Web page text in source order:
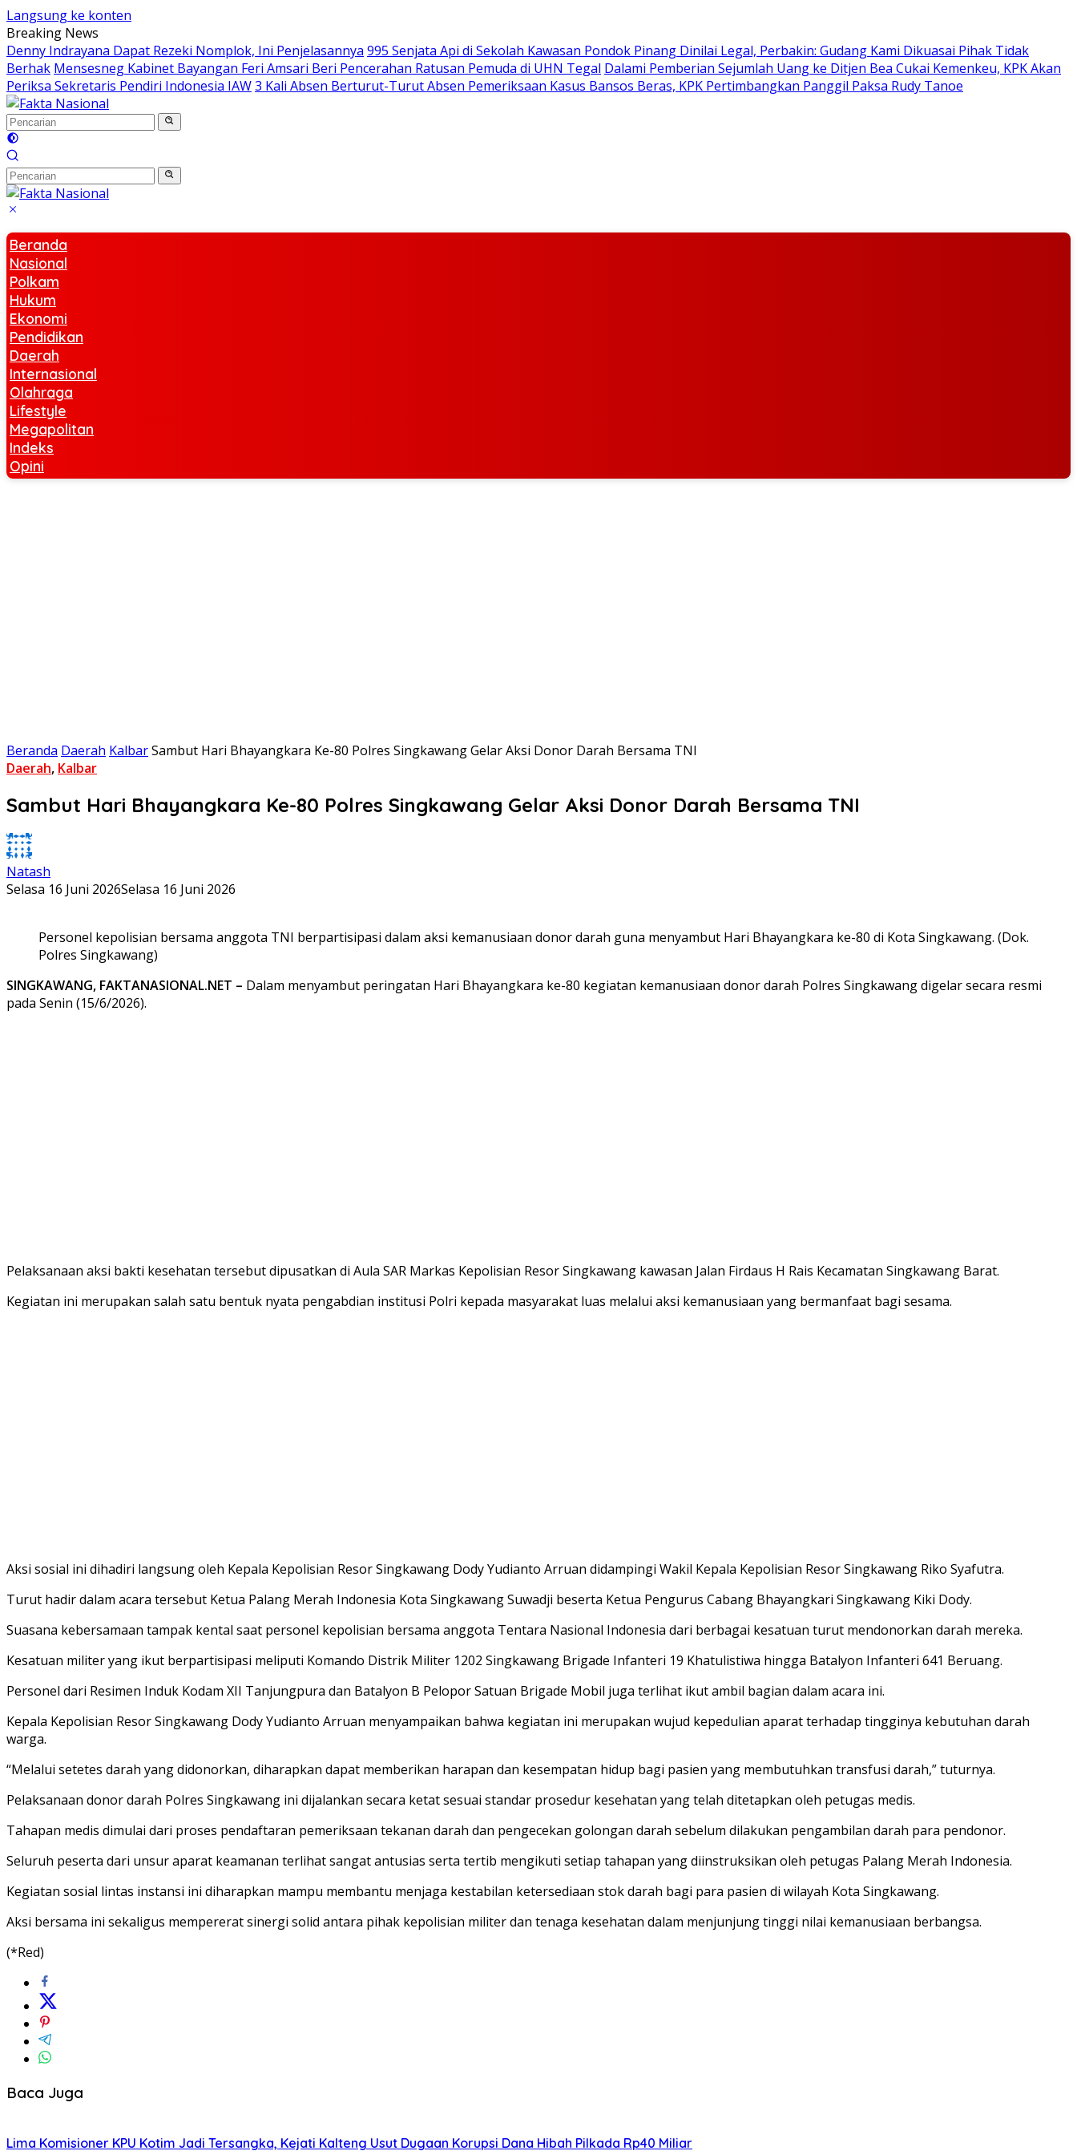
Langsung ke konten
Breaking News
Denny Indrayana Dapat Rezeki Nomplok, Ini Penjelasannya 995 Senjata Api di Sekolah Kawasan Pondok Pinang Dinilai Legal, Perbakin: Gudang Kami Dikuasai Pihak Tidak
Berhak Mensesneg Kabinet Bayangan Feri Amsari Beri Pencerahan Ratusan Pemuda di UHN Tegal Dalami Pemberian Sejumlah Uang ke Ditjen Bea Cukai Kemenkeu, KPK Akan
Periksa Sekretaris Pendiri Indonesia IAW3 Kali Absen Berturut-Turut Absen Pemeriksaan Kasus Bansos Beras, KPK Pertimbangkan Panggil Paksa Rudy Tanoe
Beranda
Nasional
Polkam
Hukum
Ekonomi
Pendidikan
Daerah
Internasional
Olahraga
Lifestyle
Megapolitan
Indeks
Opini
Beranda Daerah KalbarSambut Hari Bhayangkara Ke-80 Polres Singkawang Gelar Aksi Donor Darah Bersama TNI
Daerah, Kalbar
Sambut Hari Bhayangkara Ke-80 Polres Singkawang Gelar Aksi Donor Darah Bersama TNI
Natash
Selasa 16 Juni 2026Selasa 16 Juni 2026
Personel kepolisian bersama anggota TNI berpartisipasi dalam aksi kemanusiaan donor darah guna menyambut Hari Bhayangkara ke-80 di Kota Singkawang. (Dok.
Polres Singkawang)
SINGKAWANG, FAKTANASIONAL.NET – Dalam menyambut peringatan Hari Bhayangkara ke-80 kegiatan kemanusiaan donor darah Polres Singkawang digelar secara resmi
pada Senin (15/6/2026).
Pelaksanaan aksi bakti kesehatan tersebut dipusatkan di Aula SAR Markas Kepolisian Resor Singkawang kawasan Jalan Firdaus H Rais Kecamatan Singkawang Barat.
Kegiatan ini merupakan salah satu bentuk nyata pengabdian institusi Polri kepada masyarakat luas melalui aksi kemanusiaan yang bermanfaat bagi sesama.
Aksi sosial ini dihadiri langsung oleh Kepala Kepolisian Resor Singkawang Dody Yudianto Arruan didampingi Wakil Kepala Kepolisian Resor Singkawang Riko Syafutra.
Turut hadir dalam acara tersebut Ketua Palang Merah Indonesia Kota Singkawang Suwadji beserta Ketua Pengurus Cabang Bhayangkari Singkawang Kiki Dody.
Suasana kebersamaan tampak kental saat personel kepolisian bersama anggota Tentara Nasional Indonesia dari berbagai kesatuan turut mendonorkan darah mereka.
Kesatuan militer yang ikut berpartisipasi meliputi Komando Distrik Militer 1202 Singkawang Brigade Infanteri 19 Khatulistiwa hingga Batalyon Infanteri 641 Beruang.
Personel dari Resimen Induk Kodam XII Tanjungpura dan Batalyon B Pelopor Satuan Brigade Mobil juga terlihat ikut ambil bagian dalam acara ini.
Kepala Kepolisian Resor Singkawang Dody Yudianto Arruan menyampaikan bahwa kegiatan ini merupakan wujud kepedulian aparat terhadap tingginya kebutuhan darah
warga.
“Melalui setetes darah yang didonorkan, diharapkan dapat memberikan harapan dan kesempatan hidup bagi pasien yang membutuhkan transfusi darah,” tuturnya.
Pelaksanaan donor darah Polres Singkawang ini dijalankan secara ketat sesuai standar prosedur kesehatan yang telah ditetapkan oleh petugas medis.
Tahapan medis dimulai dari proses pendaftaran pemeriksaan tekanan darah dan pengecekan golongan darah sebelum dilakukan pengambilan darah para pendonor.
Seluruh peserta dari unsur aparat keamanan terlihat sangat antusias serta tertib mengikuti setiap tahapan yang diinstruksikan oleh petugas Palang Merah Indonesia.
Kegiatan sosial lintas instansi ini diharapkan mampu membantu menjaga kestabilan ketersediaan stok darah bagi para pasien di wilayah Kota Singkawang.
Aksi bersama ini sekaligus mempererat sinergi solid antara pihak kepolisian militer dan tenaga kesehatan dalam menjunjung tinggi nilai kemanusiaan berbangsa.
(*Red)
Baca Juga
Lima Komisioner KPU Kotim Jadi Tersangka, Kejati Kalteng Usut Dugaan Korupsi Dana Hibah Pilkada Rp40 Miliar